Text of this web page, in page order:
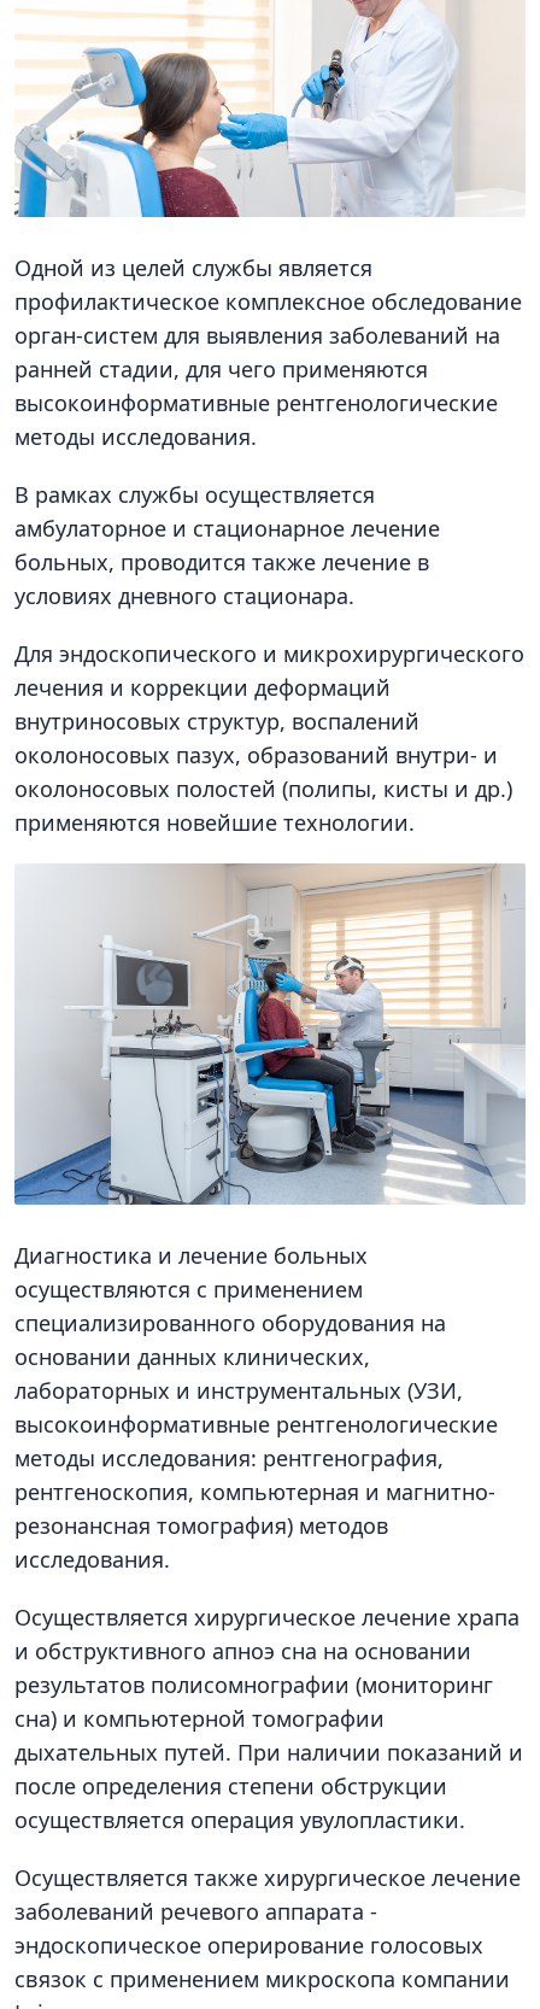
Одной из целей службы является
профилактическое комплексное обследование
орган-систем для выявления заболеваний на
ранней стадии, для чего применяются
высокоинформативные рентгенологические
методы исследования.
В рамках службы осуществляется
амбулаторное и стационарное лечение
больных, проводится также лечение в
условиях дневного стационара.
Для эндоскопического и микрохирургического
лечения и коррекции деформаций
внутриносовых структур, воспалений
околоносовых пазух, образований внутри- и
околоносовых полостей (полипы, кисты и др.)
применяются новейшие технологии.
Диагностика и лечение больных
осуществляются с применением
специализированного оборудования на
основании данных клинических,
лабораторных и инструментальных (УЗИ,
высокоинформативные рентгенологические
методы исследования: рентгенография,
рентгеноскопия, компьютерная и магнитно-
резонансная томография) методов
исследования.
Осуществляется хирургическое лечение храпа
и обструктивного апноэ сна на основании
результатов полисомнографии (мониторинг
сна) и компьютерной томографии
дыхательных путей. При наличии показаний и
после определения степени обструкции
осуществляется операция увулопластики.
Осуществляется также хирургическое лечение
заболеваний речевого аппарата -
эндоскопическое оперирование голосовых
связок с применением микроскопа компании